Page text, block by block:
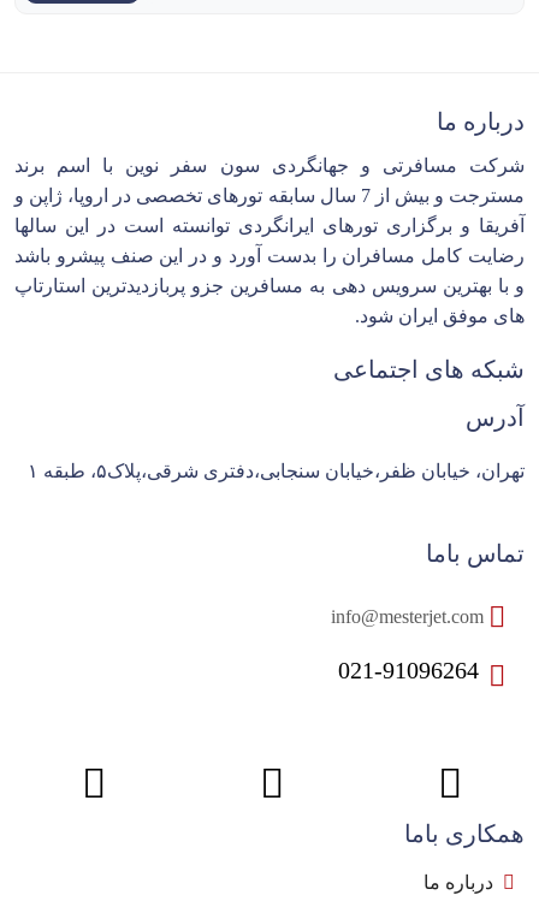
درباره ما
شرکت مسافرتی و جهانگردی سون سفر نوین با اسم برند
مسترجت و بیش از 7 سال سابقه تورهای تخصصی در اروپا، ژاپن و
آفریقا و برگزاری تورهای ایرانگردی توانسته است در این سالها
رضایت کامل مسافران را بدست آورد و در این صنف پیشرو باشد
و با بهترین سرویس دهی به مسافرین جزو پربازدیدترین استارتاپ
های موفق ایران شود.
شبکه های اجتماعی
آدرس
تهران، خیابان ظفر،خیابان سنجابی،دفتری شرقی،پلاک۵، طبقه ۱
تماس باما
021-91096264
همکاری باما
درباره ما